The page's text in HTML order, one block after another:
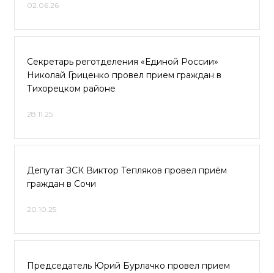
02.06.26
Секретарь реготделения «Единой России»
Николай Гриценко провел прием граждан в
Тихорецком районе
28.11.25
Депутат ЗСК Виктор Тепляков провел приём
граждан в Сочи
20.10.25
Председатель Юрий Бурлачко провел прием